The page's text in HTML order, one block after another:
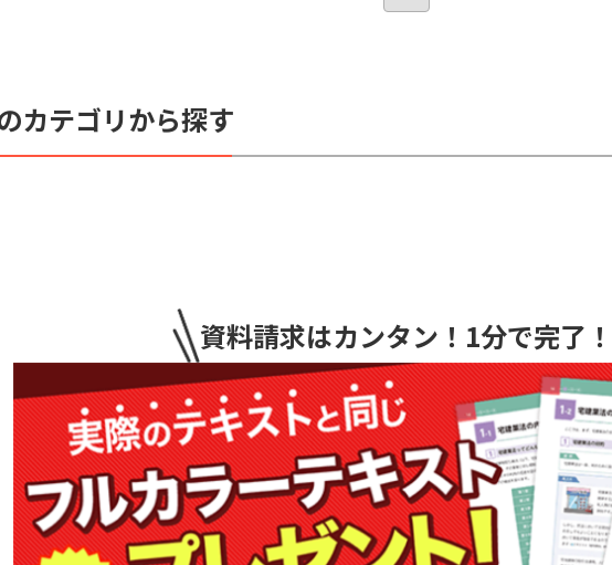
カテゴリから探す
資料請求はカンタン ！1分で完了！